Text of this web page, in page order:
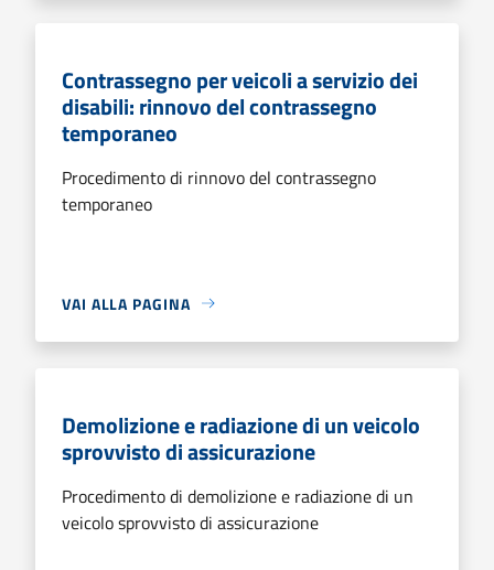
Contrassegno per veicoli a servizio dei
disabili: rinnovo del contrassegno
temporaneo
Procedimento di rinnovo del contrassegno
temporaneo
VAI ALLA PAGINA
Demolizione e radiazione di un veicolo
sprovvisto di assicurazione
Procedimento di demolizione e radiazione di un
veicolo sprovvisto di assicurazione